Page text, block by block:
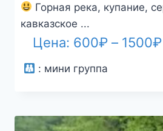
Горная река, купание,
кавказское ...
Цена: 600₽ – 1500₽
: мини группа